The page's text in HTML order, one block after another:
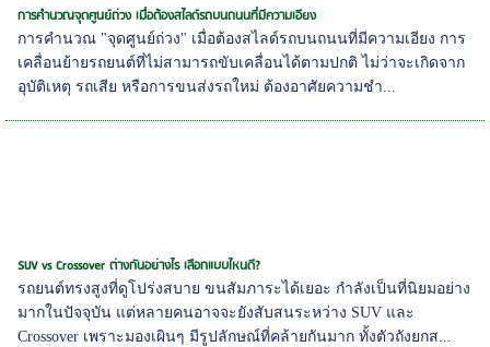
การคำนวณจุดศูนย์ถ่วง เมื่อต้องสไลด์รถบนถนนที่มีความเอียง
การคำนวณ "จุดศูนย์ถ่วง" เมื่อต้องสไลด์รถบนถนนที่มีความเอียง การ
เคลื่อนย้ายรถยนต์ที่ไม่สามารถขับเคลื่อนได้ตามปกติ ไม่ว่าจะเกิดจาก
อุบัติเหตุ รถเสีย หรือการขนส่งรถใหม่ ต้องอาศัยความชำ...
SUV vs Crossover ต่างกันอย่างไร เลือกแบบไหนดี?
รถยนต์ทรงสูงที่ดูโปร่งสบาย ขนสัมภาระได้เยอะ กำลังเป็นที่นิยมอย่าง
มากในปัจจุบัน แต่หลายคนอาจจะยังสับสนระหว่าง SUV และ
Crossover เพราะมองเผินๆ มีรูปลักษณ์ที่คล้ายกันมาก ทั้งตัวถังยกส...